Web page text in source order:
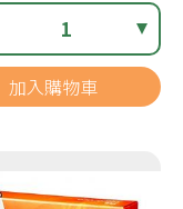
1
加入購物車